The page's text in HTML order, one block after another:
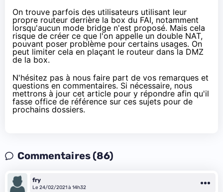
On trouve parfois des utilisateurs utilisant leur
propre routeur derrière la box du FAI, notamment
lorsqu'aucun mode bridge n'est proposé. Mais cela
risque de créer ce que l'on appelle un double NAT,
pouvant poser problème pour certains usages. On
peut limiter cela en plaçant le routeur dans la DMZ
de la box.
N'hésitez pas à nous faire part de vos remarques et
questions en commentaires. Si nécessaire, nous
mettrons à jour cet article pour y répondre afin qu'il
fasse office de référence sur ces sujets pour de
prochains dossiers.
Commentaires (86)
fry
Le 24/02/2021 à 14h32